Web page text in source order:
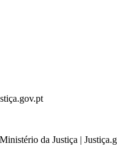
da Justiça |